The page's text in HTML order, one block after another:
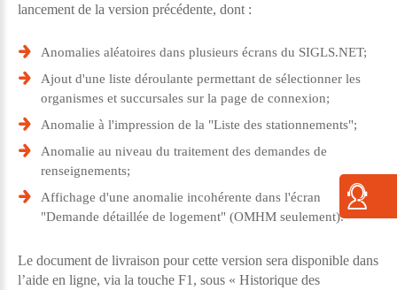
lancement de la version précédente, dont :
Anomalies aléatoires dans plusieurs écrans du SIGLS.NET;
Ajout d'une liste déroulante permettant de sélectionner les
organismes et succursales sur la page de connexion;
Anomalie à l'impression de la "Liste des stationnements";
Anomalie au niveau du traitement des demandes de
renseignements;
Affichage d'une anomalie incohérente dans l'écran
"Demande détaillée de logement" (OMHM seulement).
Le document de livraison pour cette version sera disponible dans
l’aide en ligne, via la touche F1, sous « Historique des